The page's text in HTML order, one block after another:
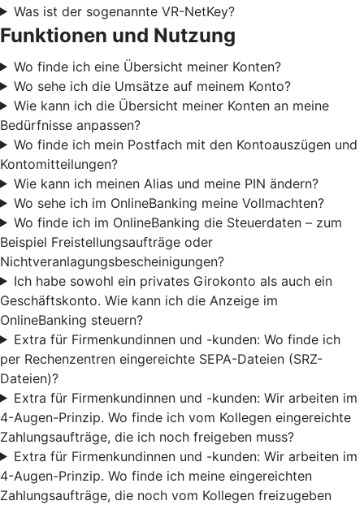
Was ist der sogenannte VR-NetKey?
Funktionen und Nutzung
Wo finde ich eine Übersicht meiner Konten?
Wo sehe ich die Umsätze auf meinem Konto?
Wie kann ich die Übersicht meiner Konten an meine
Bedürfnisse anpassen?
Wo finde ich mein Postfach mit den Kontoauszügen und
Kontomitteilungen?
Wie kann ich meinen Alias und meine PIN ändern?
Wo sehe ich im OnlineBanking meine Vollmachten?
Wo finde ich im OnlineBanking die Steuerdaten – zum
Beispiel Freistellungsaufträge oder
Nichtveranlagungsbescheinigungen?
Ich habe sowohl ein privates Girokonto als auch ein
Geschäftskonto. Wie kann ich die Anzeige im
OnlineBanking steuern?
Extra für Firmenkundinnen und -kunden: Wo finde ich
per Rechenzentren eingereichte SEPA-Dateien (SRZ-
Dateien)?
Extra für Firmenkundinnen und -kunden: Wir arbeiten im
4-Augen-Prinzip. Wo finde ich vom Kollegen eingereichte
Zahlungsaufträge, die ich noch freigeben muss?
Extra für Firmenkundinnen und -kunden: Wir arbeiten im
4-Augen-Prinzip. Wo finde ich meine eingereichten
Zahlungsaufträge, die noch vom Kollegen freizugeben